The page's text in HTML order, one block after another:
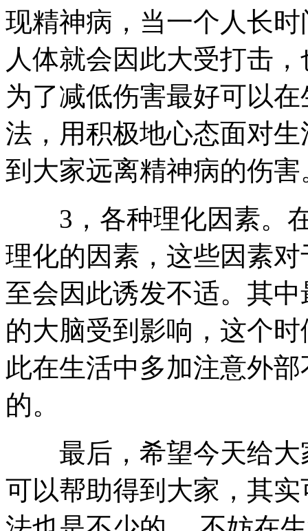
现精神病，当一个人长
人体就会因此大受打击
为了减低伤害最好可以
法，用积极地心态面对
到大家远离精神病的伤害
3，各种理化因素。在
理化的因素，这些因素
至会因此诱发不适。其
的大脑受到影响，这个
此在生活中多加注意外
的。
最后，希望今天给大
可以帮助得到大家，其